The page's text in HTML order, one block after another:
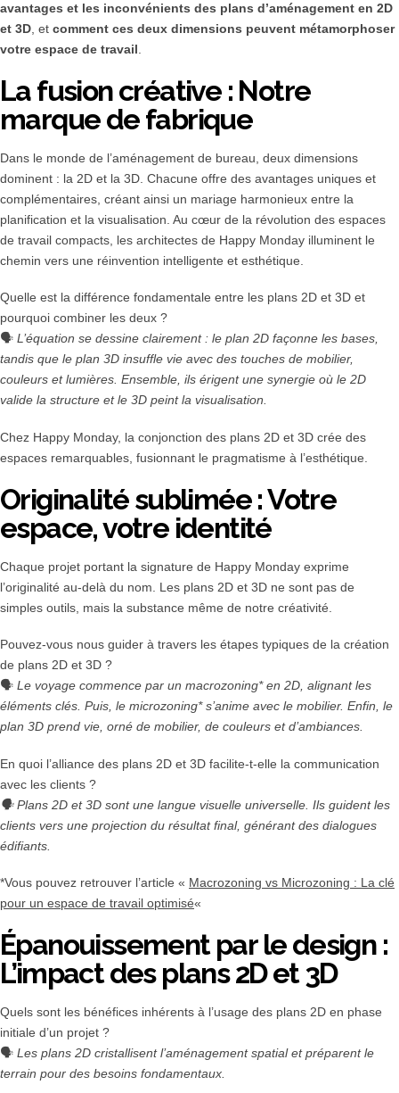
avantages et les inconvénients des plans d’aménagement en 2D
et 3D , et comment ces deux dimensions peuvent métamorphoser
votre espace de travail
La fusion créative : Notre
marque de fabrique
Dans le monde de l’aménagement de bureau, deux dimensions
dominent : la 2D et la 3D. Chacune offre des avantages uniques et
complémentaires, créant ainsi un mariage harmonieux entre la
planification et la visualisation. Au cœur de la révolution des espaces
de travail compacts, les architectes de Happy Monday illuminent le
chemin vers une réinvention intelligente et esthétique.
Quelle est la différence fondamentale entre les plans 2D et 3D et
pourquoi combiner les deux ?
🗣️ L’équation se dessine clairement : le plan 2D façonne les bases,
tandis que le plan 3D insuffle vie avec des touches de mobilier,
couleurs et lumières. Ensemble, ils érigent une synergie où le 2D
valide la structure et le 3D peint la visualisation.
Chez Happy Monday, la conjonction des plans 2D et 3D crée des
espaces remarquables, fusionnant le pragmatisme à l’esthétique.
Originalité sublimée : Votre
espace, votre identité
Chaque projet portant la signature de Happy Monday exprime
l’originalité au-delà du nom. Les plans 2D et 3D ne sont pas de
simples outils, mais la substance même de notre créativité.
Pouvez-vous nous guider à travers les étapes typiques de la création
de plans 2D et 3D ?
🗣️ Le voyage commence par un macrozoning* en 2D, alignant les
éléments clés. Puis, le microzoning* s’anime avec le mobilier. Enfin, le
plan 3D prend vie, orné de mobilier, de couleurs et d’ambiances.
En quoi l’alliance des plans 2D et 3D facilite-t-elle la communication
avec les clients ?
🗣️ Plans 2D et 3D sont une langue visuelle universelle. Ils guident les
clients vers une projection du résultat final, générant des dialogues
édifiants.
*Vous pouvez retrouver l’article « Macrozoning vs Microzoning : La clé
pour un espace de travail optimisé«
Épanouissement par le design :
L’impact des plans 2D et 3D
Quels sont les bénéfices inhérents à l’usage des plans 2D en phase
initiale d’un projet ?
🗣️ Les plans 2D cristallisent l’aménagement spatial et préparent le
terrain pour des besoins fondamentaux.